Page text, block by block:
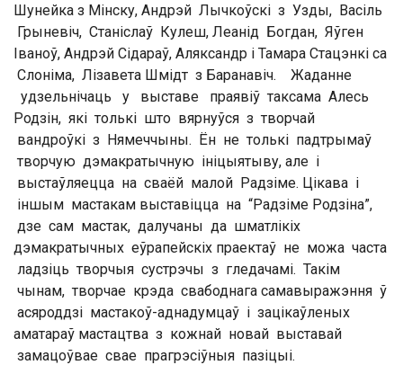
Шунейка з Мінску, Андрэй Лычкоўскі з Узды, Васіль
Грыневіч, Станіслаў Кулеш, Леанід Богдан, Яўген
Іваноў, Андрэй Сідараў, Аляксандр і Тамара Стацэнкі са
Слоніма, Лізавета Шмідт з Баранавіч. Жаданне
удзельнічаць у выставе праявіў таксама Алесь
Родзін, які толькі што вярнуўся з творчай
вандроўкі з Нямеччыны. Ён не толькі падтрымаў
творчую дэмакратычную ініцыятыву, але і
выстаўляецца на сваёй малой Радзіме. Цікава і
іншым мастакам выставіцца на “Радзіме Родзіна”,
дзе сам мастак, далучаны да шматлікіх
дэмакратычных еўрапейскіх праектаў не можа часта
ладзіць творчыя сустрэчы з гледачамі. Такім
чынам, творчае крэда свабоднага самавыражэння ў
асяроддзі мастакоў-аднадумцаў і зацікаўленых
аматараў мастацтва з кожнай новай выставай
замацоўвае свае прагрэсіўныя пазіцыі.